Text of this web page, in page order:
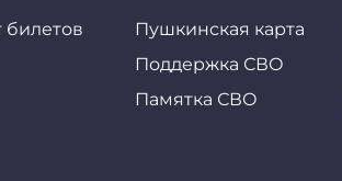
билетов
Пушкинская карта
Поддержка СВО
Памятка СВО